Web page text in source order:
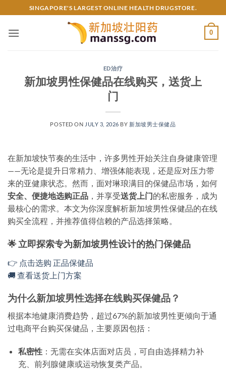
to
content
SINGAPORE'S LARGEST ONLINE HEALTH DRUGSTORE.
0
ED治疗
新加坡男性保健品在线购买，送货上
门
POSTED ON JULY 3, 2026 BY 新加坡男士保健品
在新加坡快节奏的生活中，许多男性开始关注自身健康管理
——无论是提升日常精力、增强体能表现，还是应对压力带
来的亚健康状态。然而，面对琳琅满目的保健品市场，如何
安全、便捷地选购正品 ，并享受送货上门的私密服务，成为
最核心的需求。本文为你深度解析新加坡男性保健品的在线
购买全流程，并推荐值得信赖的产品选择策略。
🌟 立即探索专为新加坡男性设计的热门保健品
👉 点击选购 正品保健品
🚚 查看送货上门方案
为什么新加坡男性选择在线购买保健品？
根据本地健康消费趋势，超过67%的新加坡男性更倾向于通
过电商平台购买保健品，主要原因包括：
私密性：无需在实体店面对店员，可自由选择精力补
充、前列腺健康或运动恢复类产品。